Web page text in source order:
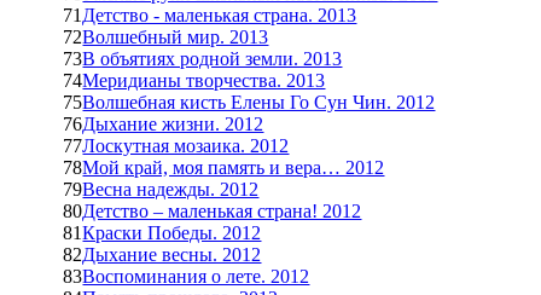
71Детство - маленькая страна. 2013
72Волшебный мир. 2013
73В объятиях родной земли. 2013
74Меридианы творчества. 2013
75Волшебная кисть Елены Го Сун Чин. 2012
76Дыхание жизни. 2012
77Лоскутная мозаика. 2012
78Мой край, моя память и вера… 2012
79Весна надежды. 2012
80Детство – маленькая страна! 2012
81Краски Победы. 2012
82Дыхание весны. 2012
83Воспоминания о лете. 2012